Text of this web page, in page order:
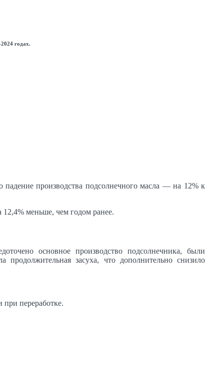
годах.
производства подсолнечного масла — на 12% к
меньше, чем годом ранее.
основное производство подсолнечника, были
засуха, что дополнительно снизило
переработке.